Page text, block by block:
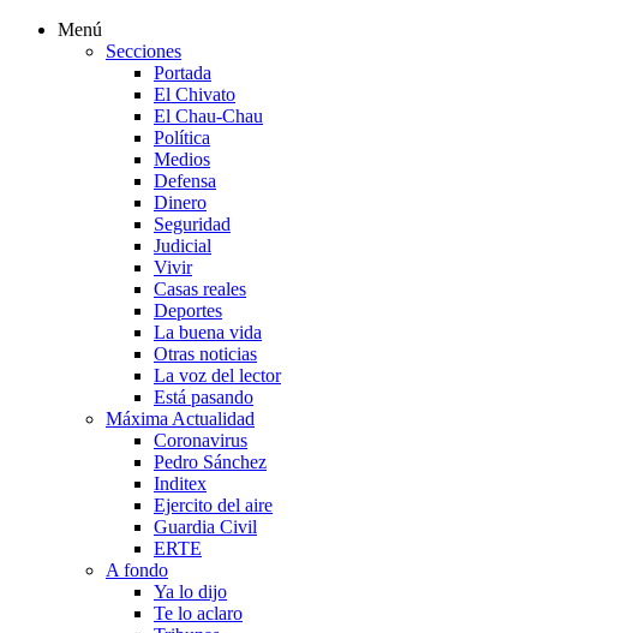
Menú
Secciones
Portada
El Chivato
El Chau-Chau
Política
Medios
Defensa
Dinero
Seguridad
Judicial
Vivir
Casas reales
Deportes
La buena vida
Otras noticias
La voz del lector
Está pasando
Máxima Actualidad
Coronavirus
Pedro Sánchez
Inditex
Ejercito del aire
Guardia Civil
ERTE
A fondo
Ya lo dijo
Te lo aclaro